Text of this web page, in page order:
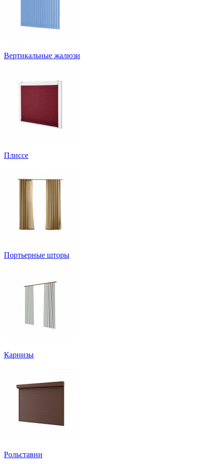
Вертикальные жалюзи
Плиссе
Портьерные шторы
Карнизы
Рольставни